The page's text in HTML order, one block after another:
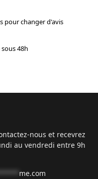
pour changer d'avis
48h
nous et recevrez
au vendredi entre 9h
me.com